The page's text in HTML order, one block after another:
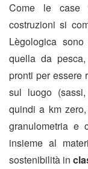
Come le case
costruzioni si
Lègologica
quella da
pronti per essere
sul luogo
quindi a km
granulometria e
insieme al
sostenibilità in